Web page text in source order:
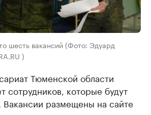
шесть вакансий (Фото: Эдуард
)
Тюменской области
сотрудников, которые будут
Вакансии размещены на сайте